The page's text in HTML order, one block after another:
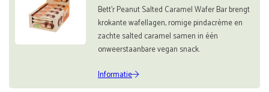
Bett’r Peanut Salted Caramel Wafer Bar brengt
krokante wafellagen, romige pindacrème en
zachte salted caramel samen in één
onweerstaanbare vegan snack.
Informatie